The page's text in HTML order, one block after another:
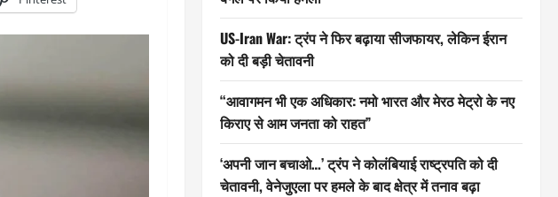
US-Iran War: ट्रंप ने फिर बढ़ाया सीजफायर, लेकिन ईरान
को दी बड़ी चेतावनी
“आवागमन भी एक अधिकार: नमो भारत और मेरठ मेट्रो के नए
किराए से आम जनता को राहत”
‘अपनी जान बचाओ…’ ट्रंप ने कोलंबियाई राष्ट्रपति को दी
चेतावनी, वेनेजुएला पर हमले के बाद क्षेत्र में तनाव बढ़ा